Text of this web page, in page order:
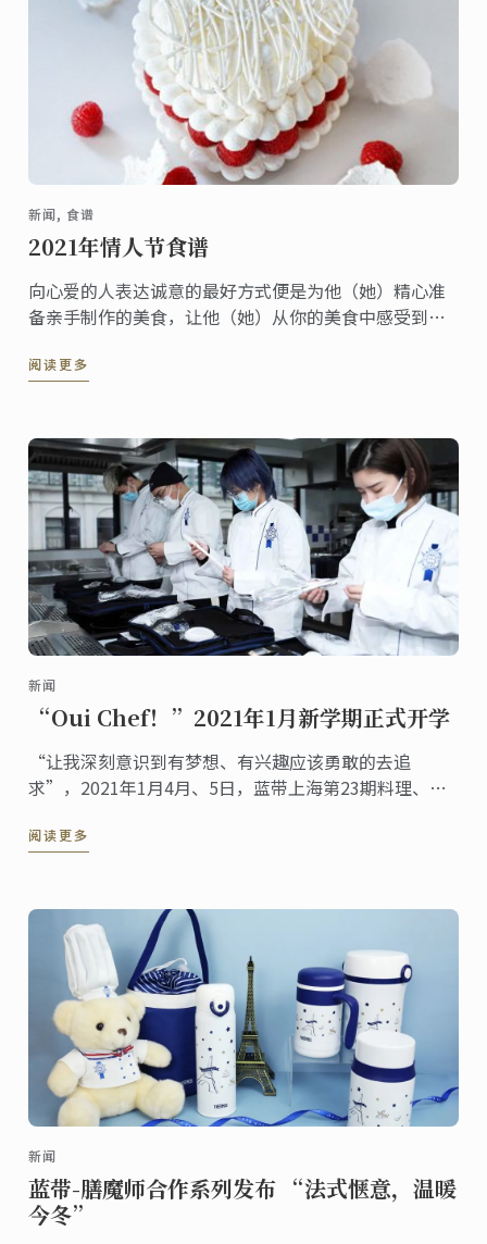
新闻, 食谱
2021年情人节食谱
向心爱的人表达诚意的最好方式便是为他（她）精心准
备亲手制作的美食，让他（她）从你的美食中感受到你
晚餐是如此重要的原因啦！
阅读更多
新闻
“Oui Chef！”2021年1月新学期正式开学
“让我深刻意识到有梦想、有兴趣应该勇敢的去追
求”，2021年1月4月、5日，蓝带上海第23期料理、甜
阅读更多
新闻
蓝带-膳魔师合作系列发布 “法式惬意，温暖
今冬”